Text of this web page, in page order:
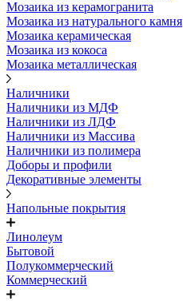
Мозаика из керамогранита
Мозаика из натурального камня
Мозаика керамическая
Мозаика из кокоса
Мозаика металлическая
Наличники
Наличники из МДФ
Наличники из ЛДФ
Наличники из Массива
Наличники из полимера
Доборы и профили
Декоративные элементы
Напольные покрытия
Линолеум
Бытовой
Полукоммерческий
Коммерческий